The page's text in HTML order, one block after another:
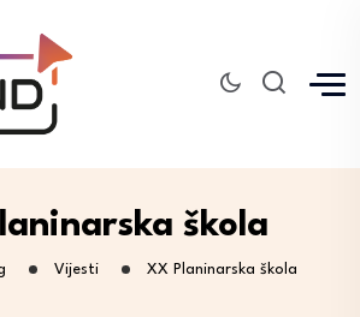
škola
Vijesti XX Planinarska škola